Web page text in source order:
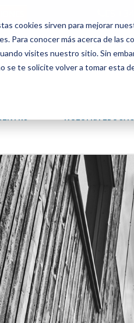
cookies sirven para mejorar
Para conocer más acerca de las
visites nuestro sitio. Sin
se te solicite volver a tomar esta